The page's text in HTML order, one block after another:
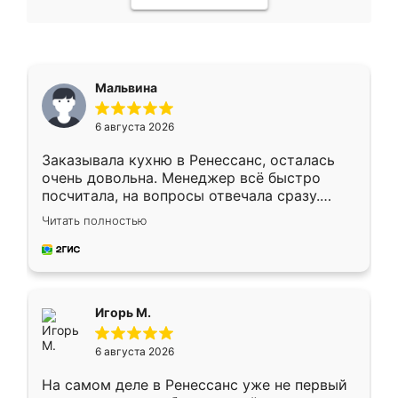
Мальвина
6 августа 2026
Заказывала кухню в Ренессанс, осталась
очень довольна. Менеджер всё быстро
посчитала, на вопросы отвечала сразу.
Замерщик приехал в субботу, подошёл к
делу со всей ответственностью. Собрали
за день, ребята работали аккуратно, даже
Читать полностью
Игорь М.
6 августа 2026
На самом деле в Ренессанс уже не первый